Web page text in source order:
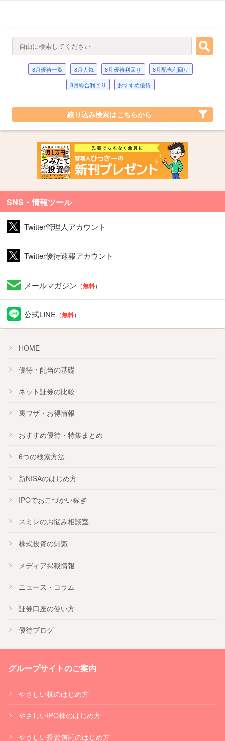
8月優待一覧 8月人気 8月優待利回り
8月配当利回り
8月総合利回り
おすすめ優待
絞り込み検索はこちらから
SNS・情報ツール
Twitter管理人アカウント
Twitter優待速報アカウント
メールマガジン （無料）
公式LINE （無料）
HOME
優待・配当の基礎
ネット証券の比較
裏ワザ・お得情報
おすすめ優待・ 特集まとめ
6つの検索方法
新NISAのはじめ方
IPOでおこづかい稼ぎ
スミレのお悩み相談室
株式投資の知識
メディア掲載情報
ニュース・コラム
証券口座の使い方
優待ブログ
グループサイトのご案内
やさしい株のはじめ方
やさしいIPO株のはじめ方
やさしい投資信託のはじめ方